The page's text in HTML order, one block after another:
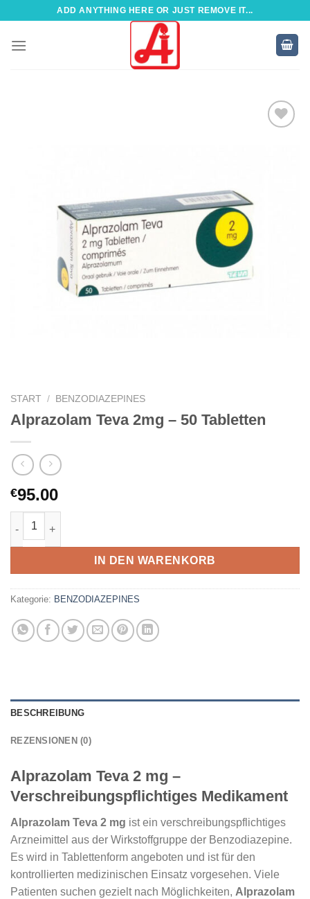
springen
ADD ANYTHING HERE OR JUST REMOVE IT...
START / BENZODIAZEPINES
Alprazolam Teva 2mg – 50 Tabletten
€95.00
Alprazolam Teva 2mg – 50 Tabletten Menge
IN DEN WARENKORB
Kategorie: BENZODIAZEPINES
BESCHREIBUNG
REZENSIONEN (0)
Alprazolam Teva 2 mg –
Verschreibungspflichtiges Medikament
Alprazolam Teva 2 mg ist ein verschreibungspflichtiges
Arzneimittel aus der Wirkstoffgruppe der Benzodiazepine.
Es wird in Tablettenform angeboten und ist für den
kontrollierten medizinischen Einsatz vorgesehen. Viele
Patienten suchen gezielt nach Möglichkeiten, Alprazolam